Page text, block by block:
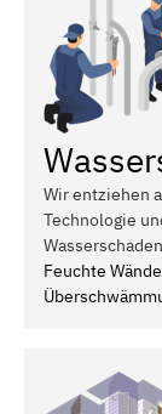
Wir entziehen
Technologie
Feuchte Wände